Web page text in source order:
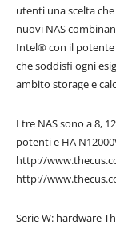
utenti una scelta
nuovi NAS
Intel® con il potente
che soddisfi ogni
ambito storage e
I tre NAS sono a 8,
potenti e HA
http://
http://
Serie W: hardware